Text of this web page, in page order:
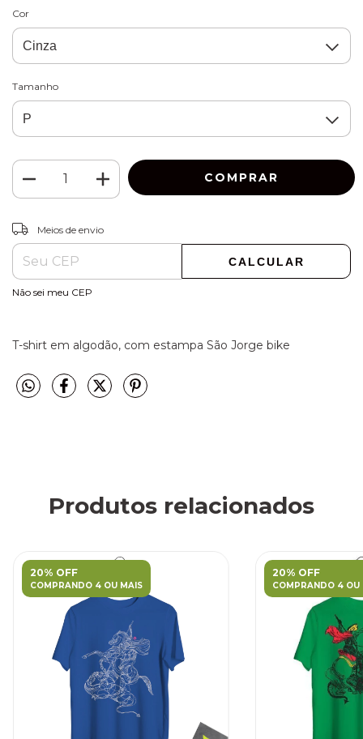
Cor
Tamanho
Entregas para o CEP:
Meios de envio
CALCULAR
Não sei meu CEP
T-shirt em algodão, com estampa São Jorge bike
Produtos relacionados
20% OFF
COMPRANDO 4 OU MAIS
20% OFF
COMPRANDO 4 OU